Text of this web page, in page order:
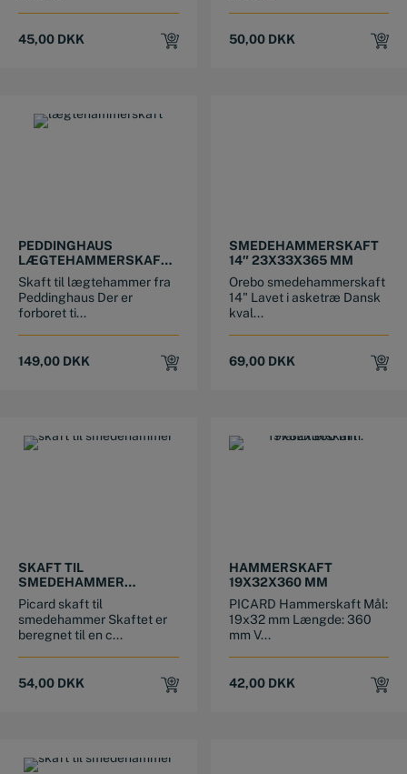
45,00 DKK 50,00 DKK
PEDDINGHAUS
LÆGTEHAMMERSKAFT
360 MM
Skaft til lægtehammer fra
Peddinghaus Der er
forboret ti...
149,00 DKK
SMEDEHAMMERSKAFT
14″ 23X33X365 MM
Orebo smedehammerskaft
14" Lavet i asketræ Dansk
kval...
69,00 DKK
SKAFT TIL
SMEDEHAMMER
19X32X260 MM
Picard skaft til
smedehammer Skaftet er
beregnet til en c...
54,00 DKK
HAMMERSKAFT
19X32X360 MM
PICARD Hammerskaft Mål:
19x32 mm Længde: 360
mm V...
42,00 DKK